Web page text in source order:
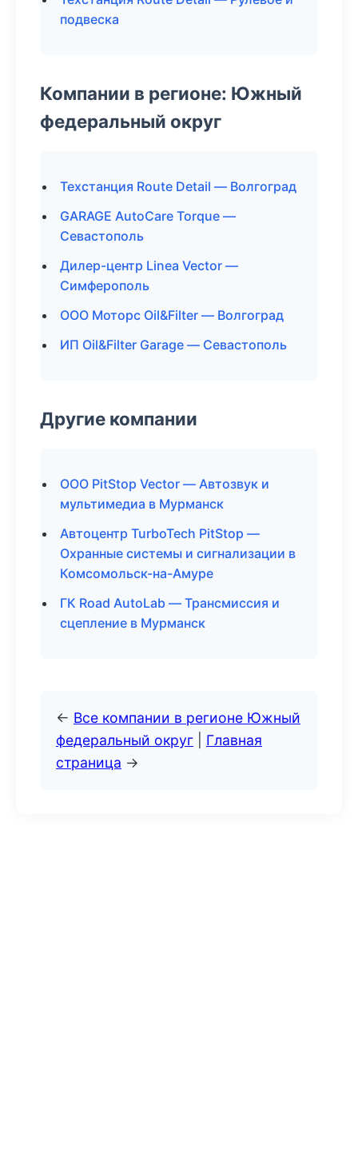
подвеска
Компании в регионе: Южный
федеральный округ
Техстанция Route Detail — Волгоград
GARAGE AutoCare Torque —
Севастополь
Дилер-центр Linea Vector —
Симферополь
ООО Моторс Oil&Filter — Волгоград
ИП Oil&Filter Garage — Севастополь
Другие компании
ООО PitStop Vector — Автозвук и
мультимедиа в Мурманск
Автоцентр TurboTech PitStop —
Охранные системы и сигнализации в
Комсомольск-на-Амуре
ГК Road AutoLab — Трансмиссия и
сцепление в Мурманск
← Все компании в регионе Южный
федеральный округ
Главная
страница →